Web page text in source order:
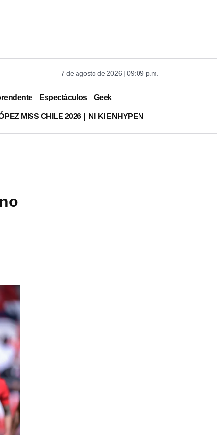
7 de agosto de 2026 | 09:09 p.m.
Espectáculos Geek
MISS CHILE 2026 NI-KI ENHYPEN